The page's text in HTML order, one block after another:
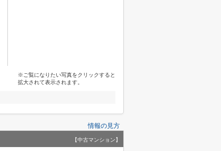
※ご覧になりたい写真をクリックすると
拡大されて表示されます。
情報の見方
【中古マンション】